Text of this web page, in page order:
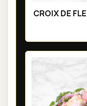
CROIX DE